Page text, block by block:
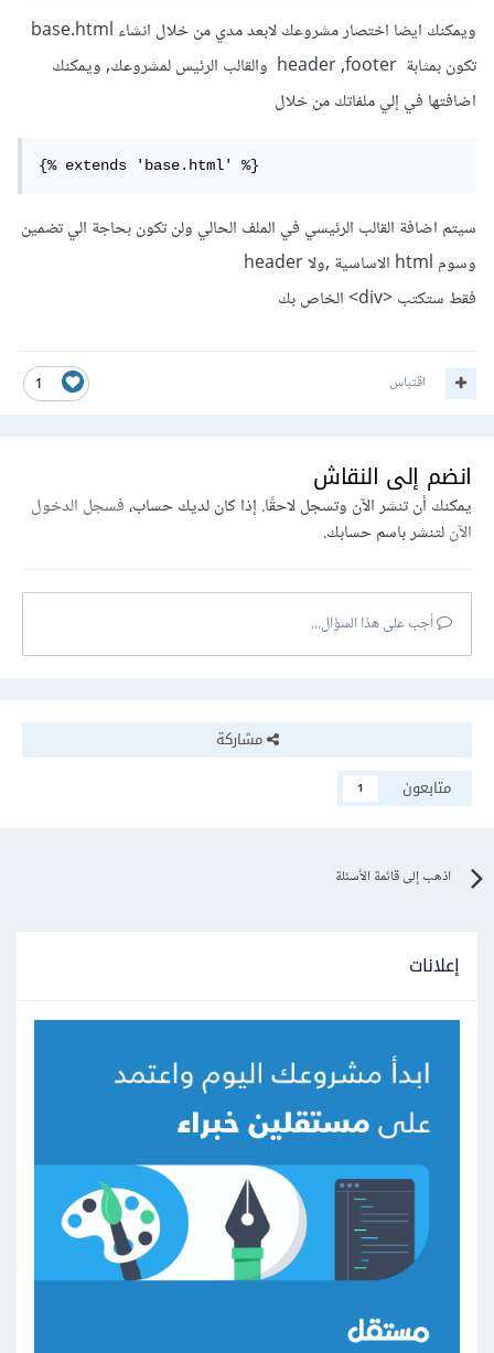
ويمكنك ايضا اختصار مشروعك لابعد مدي من خلال انشاء base.html
تكون بمثابة header ,footer والقالب الرئيس لمشروعك, ويمكنك
اضافتها في إلي ملفاتك من خلال
{% extends 'base.html' %}
سيتم اضافة القالب الرئيسي في الملف الحالي ولن تكون بحاجة الي تضمين
وسوم html الاساسية ,ولا header
فقط ستكتب <div> الخاص بك
1 اقتباس
انضم إلى النقاش
يمكنك أن تنشر الآن وتسجل لاحقًا. إذا كان لديك حساب،فسجل الدخول
الآنلتنشر باسم حسابك.
أجب على هذا السؤال...
مشاركة
متابعون
1
اذهب إلى قائمة الأسئلة
إعلانات